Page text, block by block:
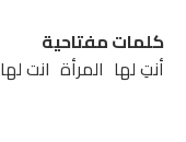
كلمات مفتاحية
أنتِ لها المرأة انت لها